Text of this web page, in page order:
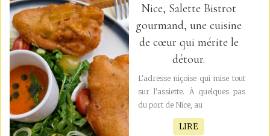
Nice, Salette Bistrot
gourmand, une cuisine
de cœur qui mérite le
détour.
L'adresse niçoise qui mise tout
sur l'assiette. À quelques pas
du port de Nice, au
LIRE